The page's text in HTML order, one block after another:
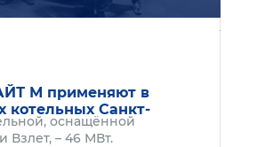
М применяют в
котельных Санкт-
оснащённой
Взлет, – 46 МВт.